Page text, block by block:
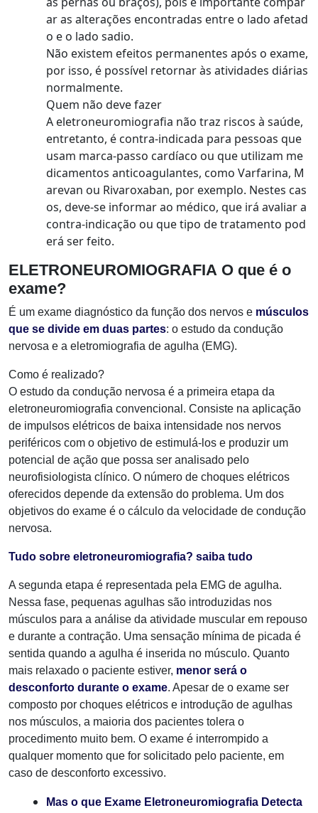
ar as alterações encontradas entre o lado afetad
o e o lado sadio.
Não existem efeitos permanentes após o exame,
por isso, é possível retornar às atividades diárias
normalmente.
Quem não deve fazer
A eletroneuromiografia não traz riscos à saúde,
entretanto, é contra-indicada para pessoas que
usam marca-passo cardíaco ou que utilizam me
dicamentos anticoagulantes, como Varfarina, M
arevan ou Rivaroxaban, por exemplo. Nestes cas
os, deve-se informar ao médico, que irá avaliar a
contra-indicação ou que tipo de tratamento pod
erá ser feito.
ELETRONEUROMIOGRAFIA O que é o ​​
exame?
É um exame diagnóstico da função dos nervos e músculos
que se divide em duas partes: o estudo da condução
nervosa e a eletromiografia de agulha (EMG).
Como​ é realizado?
O estudo da condução nervosa é a primeira etapa da
eletroneuromiografia convencional. Consiste na aplicação
de impulsos elétricos de baixa intensidade nos nervos
periféricos com o objetivo de estimulá-los e produzir um
potencial de ação que possa ser analisado pelo
neurofisiologista clínico. O número de choques elétricos
oferecidos depende da extensão do problema. Um dos
objetivos do exame é o cálculo da velocidade de condução
nervosa.
Tudo sobre eletroneuromiografia? saiba tudo
A segunda etapa é representada pela EMG de agulha.
Nessa fase, pequenas agulhas são introduzidas nos
músculos para a análise da atividade muscular em repouso
e durante a contração. Uma sensação mínima de picada é
sentida quando a agulha é inserida no músculo. Quanto
mais relaxado o paciente estiver, menor será o
desconforto durante o exame. Apesar de o exame ser
composto por choques elétricos e introdução de agulhas
nos músculos, a maioria dos pacientes tolera o
procedimento muito bem. O exame é interrompido a
qualquer momento que for solicitado pelo paciente, em
caso de desconforto excessivo.
Mas o que Exame Eletroneuromiografia Detecta